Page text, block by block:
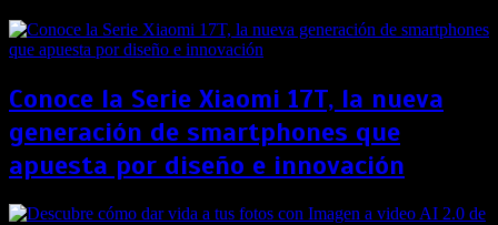
Conoce la Serie Xiaomi 17T, la nueva
generación de smartphones que
apuesta por diseño e innovación